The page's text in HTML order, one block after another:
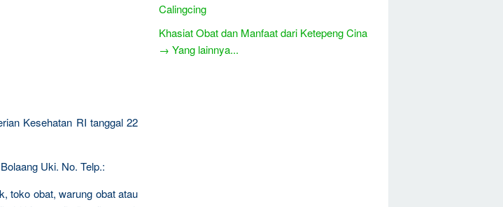
Kesehatan RI tanggal 22
Uki. No. Telp.:
toko obat, warung obat atau
Calingcing
Khasiat Obat dan Manfaat dari Ketepeng Cina
→ Yang lainnya...